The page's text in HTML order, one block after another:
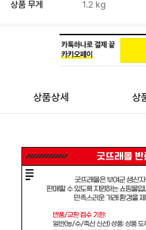
상품 무게
1.2 kg
상품상세 상